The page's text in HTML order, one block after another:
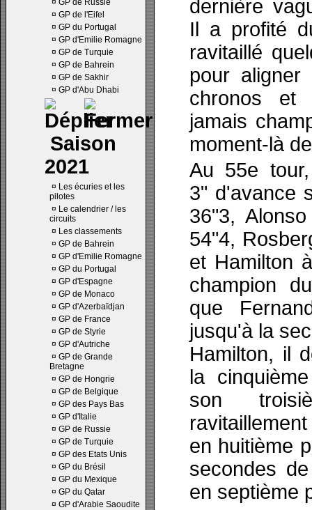
¤ GP de Russie
¤ GP de l'Eifel
¤ GP du Portugal
¤ GP d'Emilie Romagne
¤ GP de Turquie
¤ GP de Bahrein
¤ GP de Sakhir
¤ GP d'Abu Dhabi
Saison
2021
¤ Les écuries et les
pilotes
¤ Le calendrier / les
circuits
¤ Les classements
¤ GP de Bahrein
¤ GP d'Emilie Romagne
¤ GP du Portugal
¤ GP d'Espagne
¤ GP de Monaco
¤ GP d'Azerbaïdjan
¤ GP de France
¤ GP de Styrie
¤ GP d'Autriche
¤ GP de Grande
Bretagne
¤ GP de Hongrie
¤ GP de Belgique
¤ GP des Pays Bas
¤ GP d'Italie
¤ GP de Russie
¤ GP de Turquie
¤ GP des Etats Unis
¤ GP du Brésil
¤ GP du Mexique
¤ GP du Qatar
¤ GP d'Arabie Saoudite
dernière
Il a profité
ravitaillé
pour aligner
chronos
jamais
moment-là
Au 55e
3" d'avance
36"3,
54"4,
et Hamilton
champion
que
jusqu'à la
Hamilton, il
la
son
en huitième
secondes
en septième